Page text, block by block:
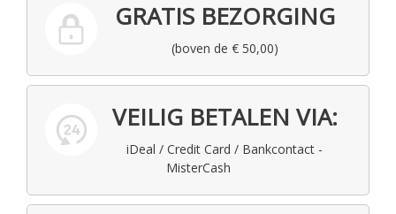
GRATIS BEZORGING
(boven de € 50,00)
VEILIG BETALEN VIA:
iDeal / Credit Card / Bankcontact -
MisterCash